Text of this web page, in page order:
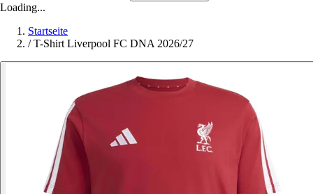
Loading...
Startseite
/ T-Shirt Liverpool FC DNA 2026/27